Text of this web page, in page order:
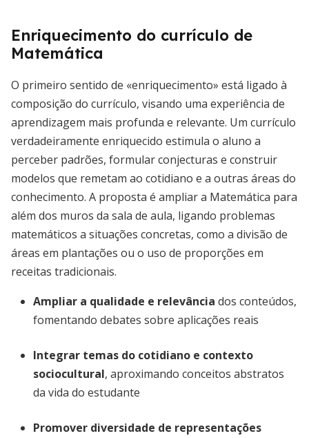
Enriquecimento do currículo de
Matemática
O primeiro sentido de «enriquecimento» está ligado à
composição do currículo, visando uma experiência de
aprendizagem mais profunda e relevante. Um currículo
verdadeiramente enriquecido estimula o aluno a
perceber padrões, formular conjecturas e construir
modelos que remetam ao cotidiano e a outras áreas do
conhecimento. A proposta é ampliar a Matemática para
além dos muros da sala de aula, ligando problemas
matemáticos a situações concretas, como a divisão de
áreas em plantações ou o uso de proporções em
receitas tradicionais.
Ampliar a qualidade e relevância dos conteúdos,
fomentando debates sobre aplicações reais
Integrar temas do cotidiano e contexto
sociocultural, aproximando conceitos abstratos
da vida do estudante
Promover diversidade de representações